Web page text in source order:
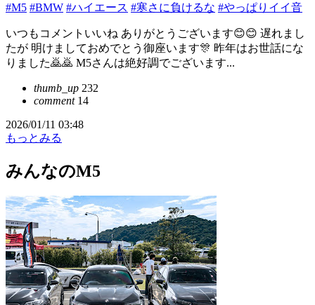
#M5 #BMW #ハイエース #寒さに負けるな #やっぱりイイ音
いつもコメントいいね ありがとうございます😊😊 遅れまし
たが 明けましておめでとう御座います🎊 昨年はお世話にな
りました🙇🙇 M5さんは絶好調でございます...
thumb_up 232
comment14
2026/01/11 03:48
もっとみる
みんなのM5